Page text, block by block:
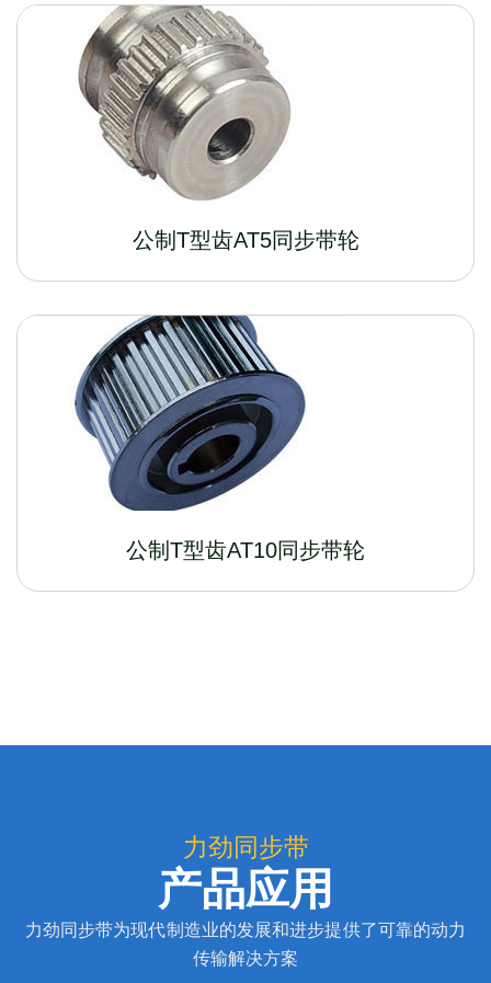
公制T型齿AT5同步带轮
公制T型齿AT10同步带轮
力劲同步带
产品应用
力劲同步带为现代制造业的发展和进步提供了可靠的动力
传输解决方案